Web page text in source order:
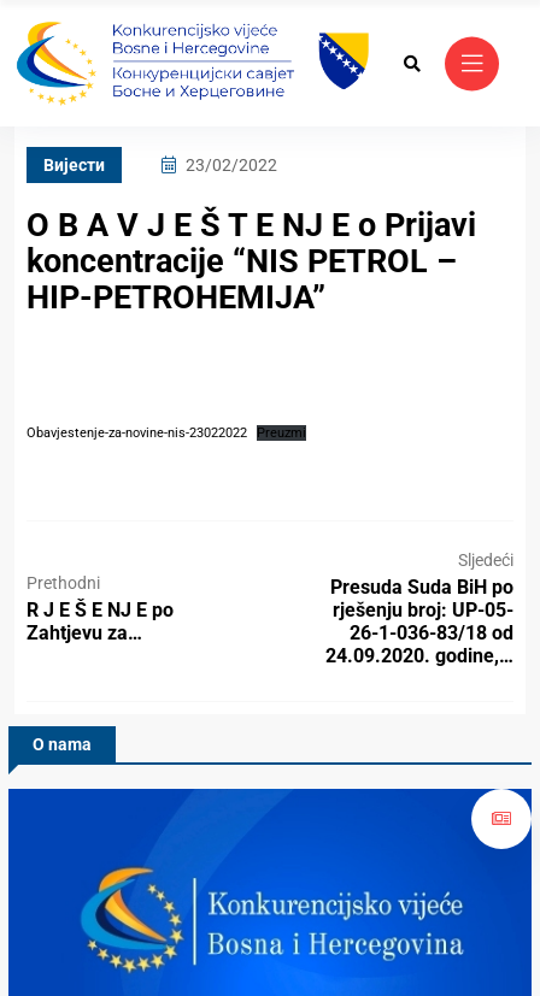
Вијести 23/02/2022
O B A V J E Š T E NJ E o Prijavi
koncentracije “NIS PETROL –
HIP-PETROHEMIJA”
Obavjestenje-za-novine-nis-23022022 Preuzmi
Prethodni
R J E Š E NJ E po
Zahtjevu za…
Sljedeći
Presuda Suda BiH po
rješenju broj: UP-05-
26-1-036-83/18 od
24.09.2020. godine,…
O nama